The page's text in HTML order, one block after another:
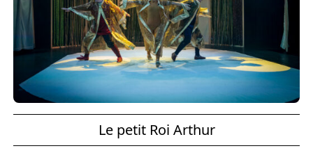
Le petit Roi Arthur